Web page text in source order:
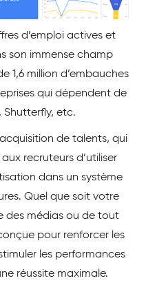
d’emploi actives et
son immense champ
1,6 million d’embauches
qui dépendent de
Shutterfly, etc.
de talents, qui
recruteurs d’utiliser
dans un système
Quel que soit votre
des médias ou de tout
pour renforcer les
les performances
réussite maximale.